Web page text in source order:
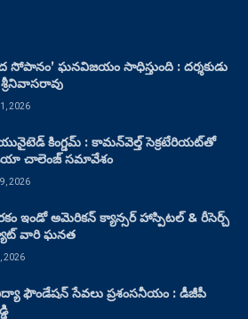
సోపానం’ ఘనవిజయం సాధిస్తుంది : దర్శకుడు
2026
కింగ్డమ్ : కామన్‌వెల్త్ సెక్రటేరియట్‌తో
చాలెంజ్ సమావేశం
2026
ఇండో అమెరికన్ క్యాన్సర్ హాస్పిటల్ & రీసెర్చ్
వారి ఘనత
2026
ఫౌండేషన్ సేవలు ప్రశంసనీయం : డీజీపీ